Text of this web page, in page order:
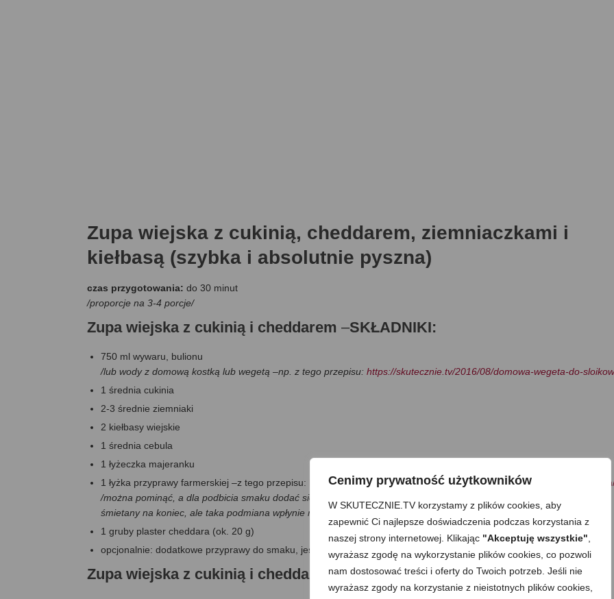
Cenimy prywatność użytkowników
W SKUTECZNIE.TV korzystamy z plików cookies, aby
zapewnić Ci najlepsze doświadczenia podczas korzystania z
naszej strony internetowej. Klikając "Akceptuję wszystkie"
wyrażasz zgodę na wykorzystanie plików cookies, co pozwoli
nam dostosować treści i oferty do Twoich potrzeb. Jeśli nie
wyrażasz zgody na korzystanie z nieistotnych plików cookies,
Zupa wiejska z cukinią, cheddarem, ziemniaczkami i
kiełbasą (szybka i absolutnie pyszna)
czas przygotowania: do 30 minut
/proporcje na 3-4 porcje/
Zupa wiejska z cukinią i cheddarem –SKŁADNIKI:
750 ml wywaru, bulionu
/lub wody z domową kostką lub wegetą –np. z tego przepisu: https://skutecznie.tv/2016/08/domowa-wegeta-do-
1 średnia cukinia
2-3 średnie ziemniaki
2 kiełbasy wiejskie
1 średnia cebula
1 łyżeczka majeranku
1 łyżka przyprawy farmerskiej –z tego przepisu:
https://skutecznie.tv/2023/09/3-domowe-przyprawy-ktore-zwykle-
/można pominąć, a dla podbicia smaku dodać siekaną natkę, koperek, suszony czosnek i cebulę i trochę kwaśnej
śmietany na koniec, ale taka podmiana wpłynie rzecz jasna na finalny smak zupy/
1 gruby plaster cheddara (ok. 20 g)
opcjonalnie: dodatkowe przyprawy do smaku, jeśli trzeba np. sól, czarny pieprz, majeranek
Zupa wiejska z cukinią i cheddarem –BAZA ZUPY, CUKINIA